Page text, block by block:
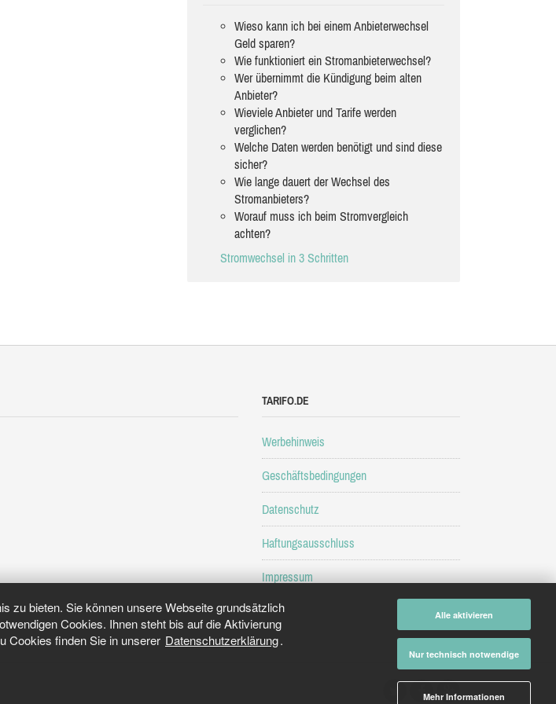
zu bieten. Sie können unsere Webseite grundsätzlich
Cookies. Ihnen steht bis auf die Aktivierung
Cookies finden Sie in unserer Datenschutzerklärung.
Alle aktivieren
Nur technisch notwendige
Mehr Informationen
Wieso kann ich bei einem Anbieterwechsel
Geld sparen?
Wie funktioniert ein Stromanbieterwechsel?
Wer übernimmt die Kündigung beim alten
Anbieter?
Wieviele Anbieter und Tarife werden
verglichen?
Welche Daten werden benötigt und sind diese
sicher?
Wie lange dauert der Wechsel des
Stromanbieters?
Worauf muss ich beim Stromvergleich
achten?
Stromwechsel in 3 Schritten
TARIFO.DE
Werbehinweis
Geschäftsbedingungen
Datenschutz
Haftungsausschluss
Impressum